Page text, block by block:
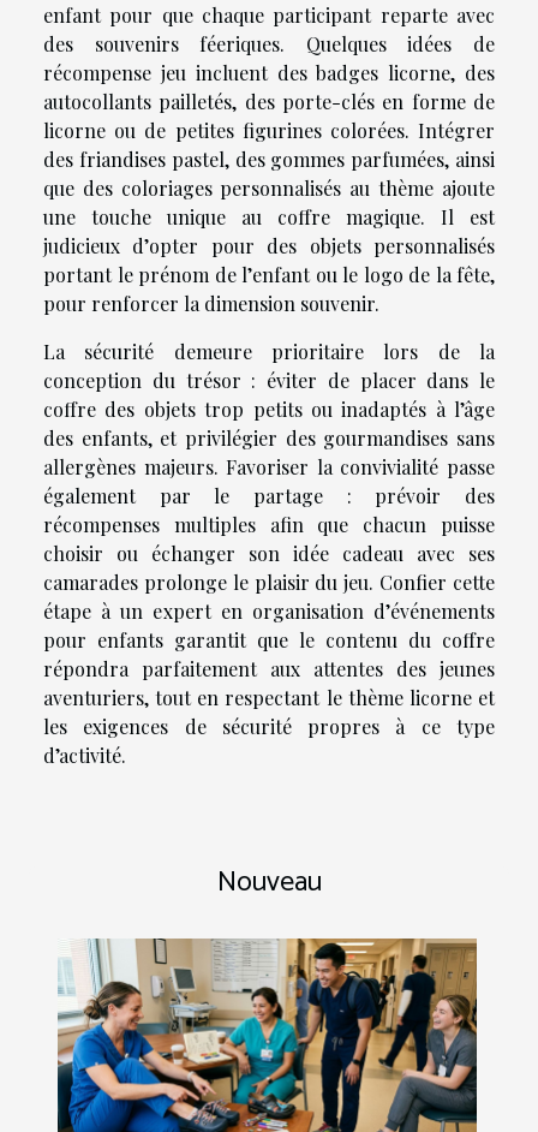
enfant pour que chaque participant reparte avec
des souvenirs féeriques. Quelques idées de
récompense jeu incluent des badges licorne, des
autocollants pailletés, des porte-clés en forme de
licorne ou de petites figurines colorées. Intégrer
des friandises pastel, des gommes parfumées, ainsi
que des coloriages personnalisés au thème ajoute
une touche unique au coffre magique. Il est
judicieux d’opter pour des objets personnalisés
portant le prénom de l’enfant ou le logo de la fête,
pour renforcer la dimension souvenir.
La sécurité demeure prioritaire lors de la
conception du trésor : éviter de placer dans le
coffre des objets trop petits ou inadaptés à l’âge
des enfants, et privilégier des gourmandises sans
allergènes majeurs. Favoriser la convivialité passe
également par le partage : prévoir des
récompenses multiples afin que chacun puisse
choisir ou échanger son idée cadeau avec ses
camarades prolonge le plaisir du jeu. Confier cette
étape à un expert en organisation d’événements
pour enfants garantit que le contenu du coffre
répondra parfaitement aux attentes des jeunes
aventuriers, tout en respectant le thème licorne et
les exigences de sécurité propres à ce type
d’activité.
Nouveau